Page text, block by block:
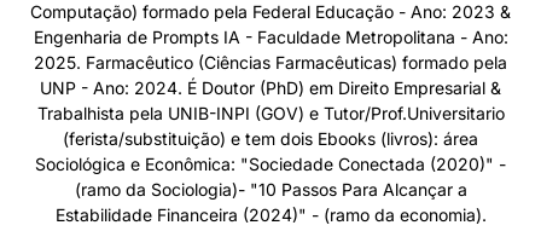
Computação) formado pela Federal Educação - Ano: 2023 &
Engenharia de Prompts IA - Faculdade Metropolitana - Ano:
2025. Farmacêutico (Ciências Farmacêuticas) formado pela
UNP - Ano: 2024. É Doutor (PhD) em Direito Empresarial &
Trabalhista pela UNIB-INPI (GOV) e Tutor/Prof.Universitario
(ferista/substituição) e tem dois Ebooks (livros): área
Sociológica e Econômica: "Sociedade Conectada (2020)" -
(ramo da Sociologia)- "10 Passos Para Alcançar a
Estabilidade Financeira (2024)" - (ramo da economia).